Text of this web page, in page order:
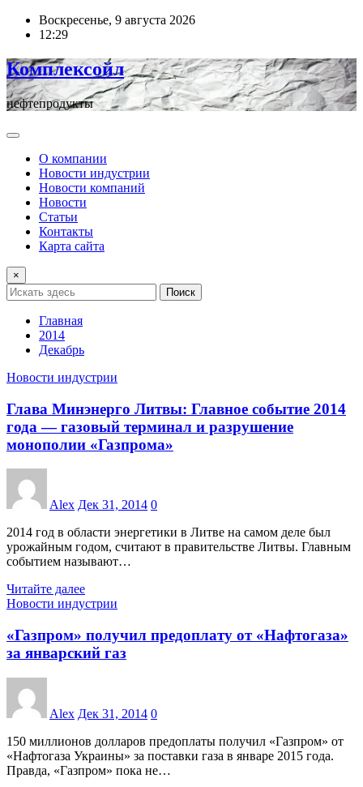
ПерейтиВоскресенье, 9 августа 2026
12:29
Комплексойл
нефтепродукты
О компании
Новости индустрии
Новости компаний
Новости
Статьи
Контакты
Карта сайта
×
Поиск
Главная
2014
Декабрь
Новости индустрии
Глава Минэнерго Литвы: Главное событие 2014
года — газовый терминал и разрушение
монополии «Газпрома»
Alex Дек 31, 2014 0
2014 год в области энергетики в Литве на самом деле был
урожайным годом, считают в правительстве Литвы. Главным
событием называют…
Читайте далее
Новости индустрии
«Газпром» получил предоплату от «Нафтогаза»
за январский газ
Alex Дек 31, 2014 0
150 миллионов долларов предоплаты получил «Газпром» от
«Нафтогаза Украины» за поставки газа в январе 2015 года.
Правда, «Газпром» пока не…